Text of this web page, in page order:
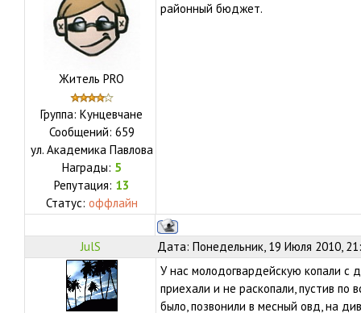
Житель PRO
Группа: Кунцевчане
Сообщений: 659
ул. Академика Павлова
Награды: 5
Репутация: 13
Статус: оффлайн
районный бюджет.
JulS Дата: Понедельник, 19 Июля 2010,
У нас молодогвардейскую копали с
приехали и не раскопали, пустив по
было, позвонили в месный овд, на